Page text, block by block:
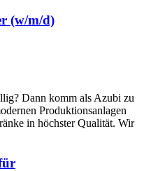
(w/m/d)
Dann komm als Azubi zu
Produktionsanlagen
in höchster Qualität. Wir